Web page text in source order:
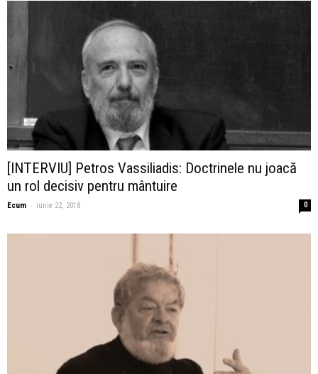
[INTERVIU] Petros Vassiliadis: Doctrinele nu joacă
un rol decisiv pentru mântuire
Ecum - iunie 22, 2018 0